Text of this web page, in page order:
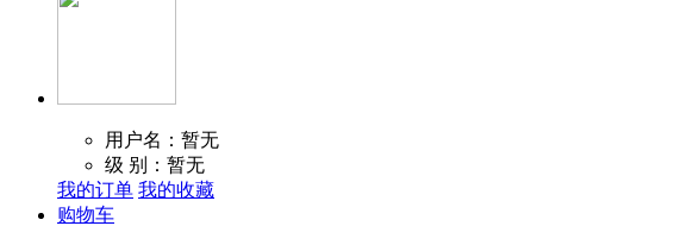
用户名：暂无
级 别：暂无
我的订单 我的收藏
购物车